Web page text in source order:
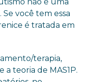
você tem essa
é tratada em
terapia,
a teoria de MAS1P.